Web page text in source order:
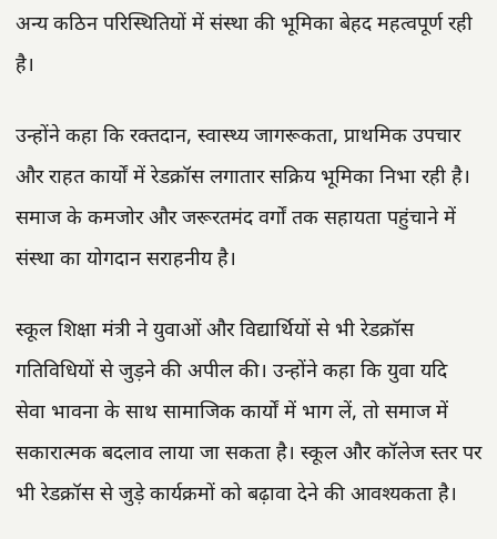
अन्य कठिन परिस्थितियों में संस्था की भूमिका बेहद महत्वपूर्ण रही
है।
उन्होंने कहा कि रक्तदान, स्वास्थ्य जागरूकता, प्राथमिक उपचार
और राहत कार्यों में रेडक्रॉस लगातार सक्रिय भूमिका निभा रही है।
समाज के कमजोर और जरूरतमंद वर्गों तक सहायता पहुंचाने में
संस्था का योगदान सराहनीय है।
स्कूल शिक्षा मंत्री ने युवाओं और विद्यार्थियों से भी रेडक्रॉस
गतिविधियों से जुड़ने की अपील की। उन्होंने कहा कि युवा यदि
सेवा भावना के साथ सामाजिक कार्यों में भाग लें, तो समाज में
सकारात्मक बदलाव लाया जा सकता है। स्कूल और कॉलेज स्तर पर
भी रेडक्रॉस से जुड़े कार्यक्रमों को बढ़ावा देने की आवश्यकता है।